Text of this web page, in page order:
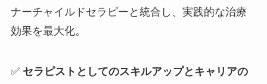
ナーチャイルドセラピーと統合し、実践的な治療
効果を最大化。
✅ セラピストとしてのスキルアップとキャリアの